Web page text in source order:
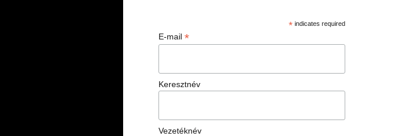
*indicates required
E-mail*
Keresztnév
Vezetéknév